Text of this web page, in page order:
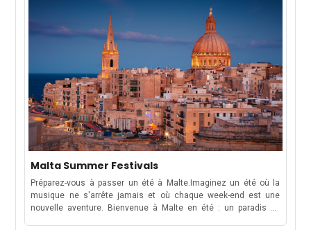
Malta Summer Festivals
Préparez-vous à passer un été à Malte.Imaginez un été où la
musique ne s'arrête jamais et où chaque week-end est une
nouvelle aventure. Bienvenue à Malte en été : un paradis de